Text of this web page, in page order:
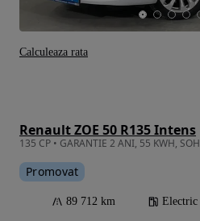
Renault ZOE 50 R135 Intens
Promovat
89 712 km Electric
Calculeaza rata